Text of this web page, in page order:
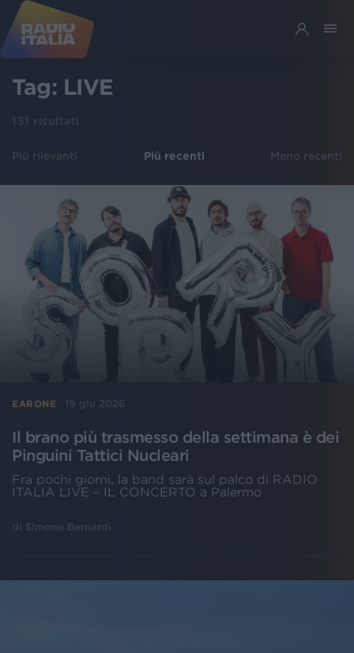
Tag: LIVE
131 risultati
Più rilevanti Più recenti Meno recenti
EARONE 19 giu 2026
Il brano più trasmesso della settimana è dei
Pinguini Tattici Nucleari
Fra pochi giorni, la band sarà sul palco di RADIO
ITALIA LIVE – IL CONCERTO a Palermo
di Simone Bernardi